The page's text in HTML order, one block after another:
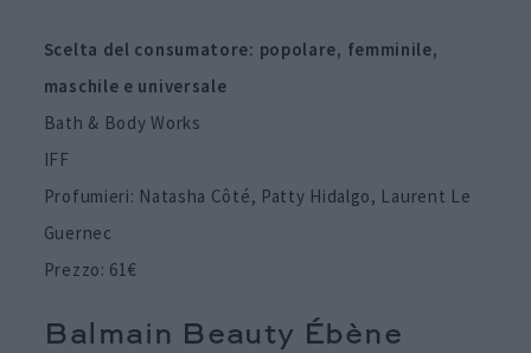
Scelta del consumatore: popolare, femminile,
maschile e universale
Bath & Body Works
IFF
Profumieri: Natasha Côté, Patty Hidalgo, Laurent Le
Guernec
Prezzo: 61€
Balmain Beauty Ébène